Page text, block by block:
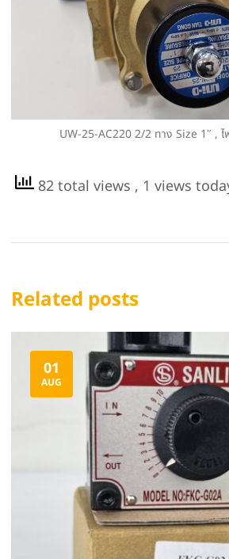
UW-25-AC220 2/2 ทาง Size 1″ ,
82 total views , 1 views
Related posts
01
AUG